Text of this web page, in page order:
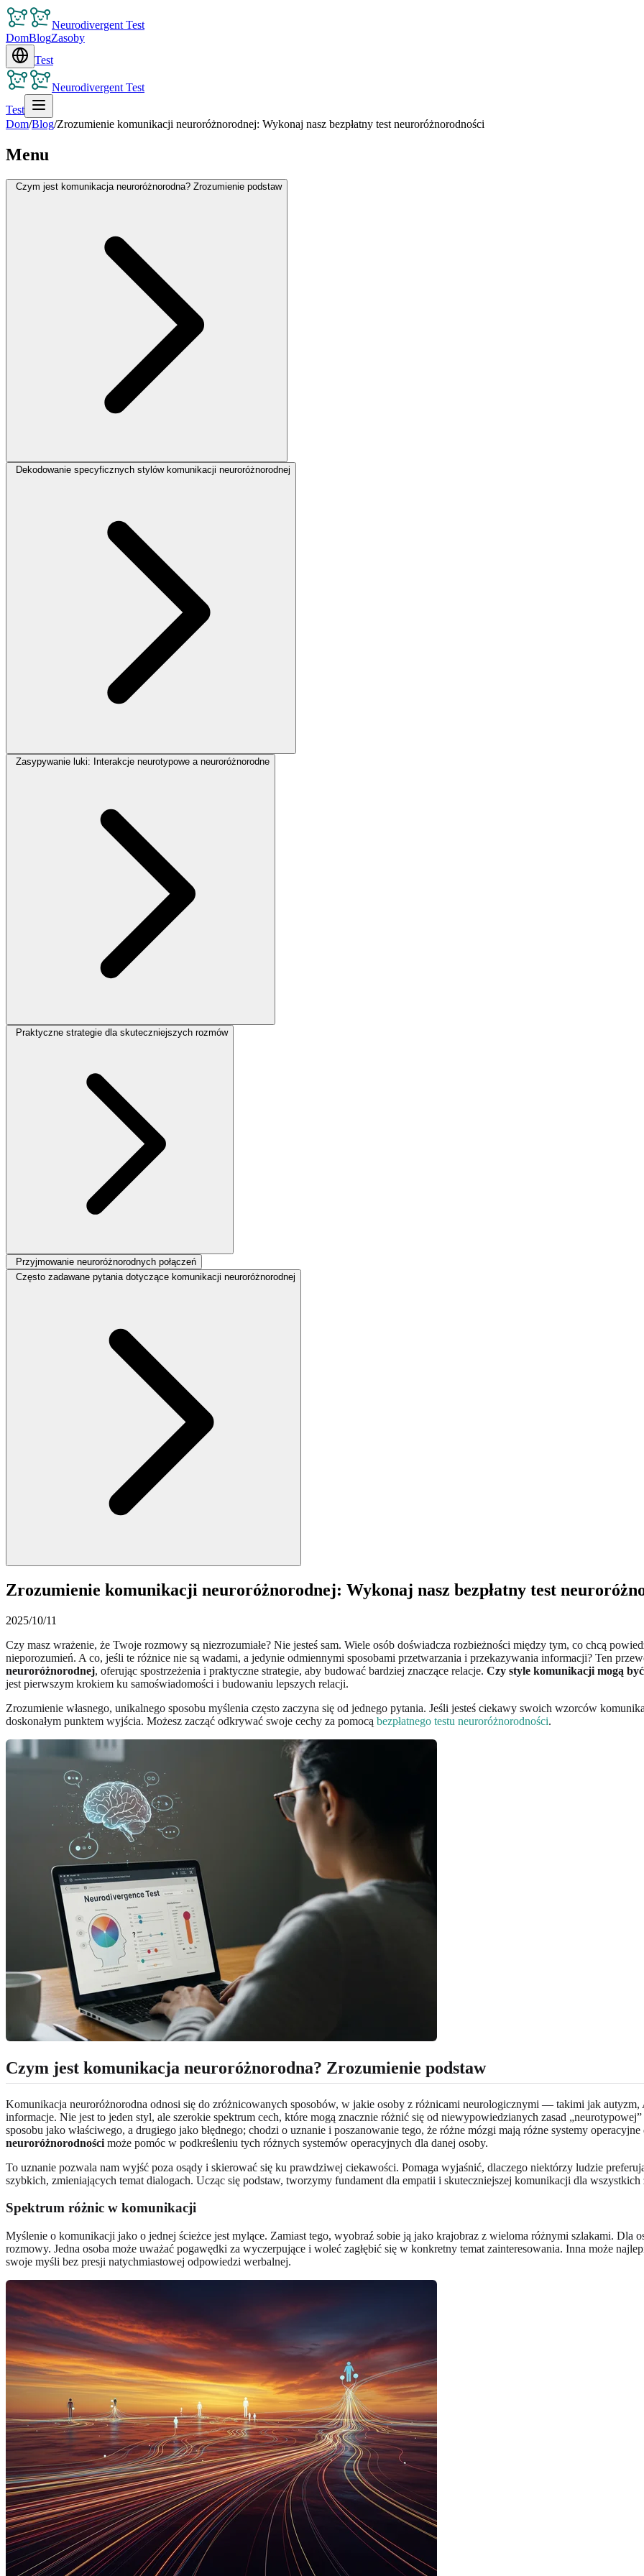
Neurodivergent Test
DomBlogZasoby
Test
Neurodivergent Test
Test
Dom/Blog/Zrozumienie komunikacji neuroróżnorodnej: Wykonaj nasz bezpłatny test neuroróżnorodności
Menu
Czym jest komunikacja neuroróżnorodna? Zrozumienie podstaw
Dekodowanie specyficznych stylów komunikacji neuroróżnorodnej
Zasypywanie luki: Interakcje neurotypowe a neuroróżnorodne
Praktyczne strategie dla skuteczniejszych rozmów
Przyjmowanie neuroróżnorodnych połączeń
Często zadawane pytania dotyczące komunikacji neuroróżnorodnej
Zrozumienie komunikacji neuroróżnorodnej: Wykonaj nasz bezpłatny test
2025/10/11
Czy masz wrażenie, że Twoje rozmowy są niezrozumiałe? Nie jesteś sam. Wiele osób doświadcza rozbieżności między tym, co chcą
nieporozumień. A co, jeśli te różnice nie są wadami, a jedynie odmiennymi sposobami przetwarzania i przekazywania informacji? Ten
neuroróżnorodnej, oferując spostrzeżenia i praktyczne strategie, aby budować bardziej znaczące relacje. Czy style komunikacji mogą
jest pierwszym krokiem ku samoświadomości i budowaniu lepszych relacji.
Zrozumienie własnego, unikalnego sposobu myślenia często zaczyna się od jednego pytania. Jeśli jesteś ciekawy swoich wzorców
doskonałym punktem wyjścia. Możesz zacząć odkrywać swoje cechy za pomocą bezpłatnego testu neuroróżnorodności.
Czym jest komunikacja neuroróżnorodna? Zrozumienie podstaw
Komunikacja neuroróżnorodna odnosi się do zróżnicowanych sposobów, w jakie osoby z różnicami neurologicznymi — takimi jak
informacje. Nie jest to jeden styl, ale szerokie spektrum cech, które mogą znacznie różnić się od niewypowiedzianych zasad
sposobu jako właściwego, a drugiego jako błędnego; chodzi o uznanie i poszanowanie tego, że różne mózgi mają różne systemy
neuroróżnorodności może pomóc w podkreśleniu tych różnych systemów operacyjnych dla danej osoby.
To uznanie pozwala nam wyjść poza osądy i skierować się ku prawdziwej ciekawości. Pomaga wyjaśnić, dlaczego niektórzy ludzie
szybkich, zmieniających temat dialogach. Ucząc się podstaw, tworzymy fundament dla empatii i skuteczniejszej komunikacji dla wszystkich
Spektrum różnic w komunikacji
Myślenie o komunikacji jako o jednej ścieżce jest mylące. Zamiast tego, wyobraź sobie ją jako krajobraz z wieloma różnymi szlakami. Dla
rozmowy. Jedna osoba może uważać pogawędki za wyczerpujące i woleć zagłębić się w konkretny temat zainteresowania. Inna może
swoje myśli bez presji natychmiastowej odpowiedzi werbalnej.